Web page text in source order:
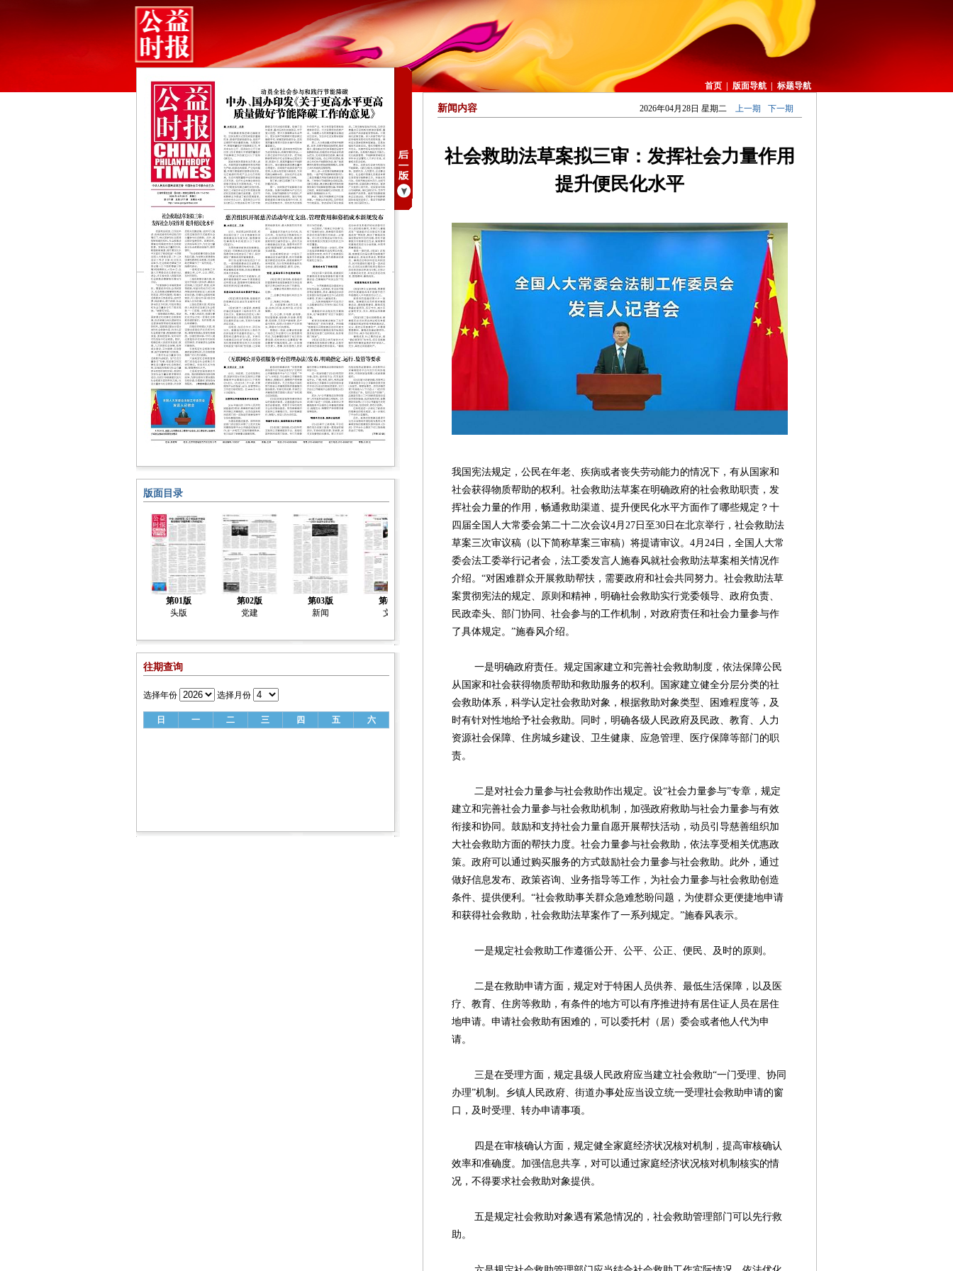
首页 版面导航 标题导航
版面目录
第01版
头版
第02版
党建
第03版
新闻
第04版
文化
往期查询
选择年份 选择月份
日 一 二 三 四 五 六
新闻内容 2026年04月28日 星期二 上一期 下一期
社会救助法草案拟三审：发挥社会力量作用
提升便民化水平
我国宪法规定，公民在年老、疾病或者丧失劳动能力的情况下，有从国家和
社会获得物质帮助的权利。社会救助法草案在明确政府的社会救助职责，发
挥社会力量的作用，畅通救助渠道、提升便民化水平方面作了哪些规定？十
四届全国人大常委会第二十二次会议4月27日至30日在北京举行，社会救助法
草案三次审议稿（以下简称草案三审稿）将提请审议。4月24日，全国人大常
委会法工委举行记者会，法工委发言人施春风就社会救助法草案相关情况作
介绍。“对困难群众开展救助帮扶，需要政府和社会共同努力。社会救助法草
案贯彻宪法的规定、原则和精神，明确社会救助实行党委领导、政府负责、
民政牵头、部门协同、社会参与的工作机制，对政府责任和社会力量参与作
了具体规定。”施春风介绍。
一是明确政府责任。规定国家建立和完善社会救助制度，依法保障公民
从国家和社会获得物质帮助和救助服务的权利。国家建立健全分层分类的社
会救助体系，科学认定社会救助对象，根据救助对象类型、困难程度等，及
时有针对性地给予社会救助。同时，明确各级人民政府及民政、教育、人力
资源社会保障、住房城乡建设、卫生健康、应急管理、医疗保障等部门的职
责。
二是对社会力量参与社会救助作出规定。设“社会力量参与”专章，规定
建立和完善社会力量参与社会救助机制，加强政府救助与社会力量参与有效
衔接和协同。鼓励和支持社会力量自愿开展帮扶活动，动员引导慈善组织加
大社会救助方面的帮扶力度。社会力量参与社会救助，依法享受相关优惠政
策。政府可以通过购买服务的方式鼓励社会力量参与社会救助。此外，通过
做好信息发布、政策咨询、业务指导等工作，为社会力量参与社会救助创造
条件、提供便利。“社会救助事关群众急难愁盼问题，为使群众更便捷地申请
和获得社会救助，社会救助法草案作了一系列规定。”施春风表示。
一是规定社会救助工作遵循公开、公平、公正、便民、及时的原则。
二是在救助申请方面，规定对于特困人员供养、最低生活保障，以及医
疗、教育、住房等救助，有条件的地方可以有序推进持有居住证人员在居住
地申请。申请社会救助有困难的，可以委托村（居）委会或者他人代为申
请。
三是在受理方面，规定县级人民政府应当建立社会救助“一门受理、协同
办理”机制。乡镇人民政府、街道办事处应当设立统一受理社会救助申请的窗
口，及时受理、转办申请事项。
四是在审核确认方面，规定健全家庭经济状况核对机制，提高审核确认
效率和准确度。加强信息共享，对可以通过家庭经济状况核对机制核实的情
况，不得要求社会救助对象提供。
五是规定社会救助对象遇有紧急情况的，社会救助管理部门可以先行救
助。